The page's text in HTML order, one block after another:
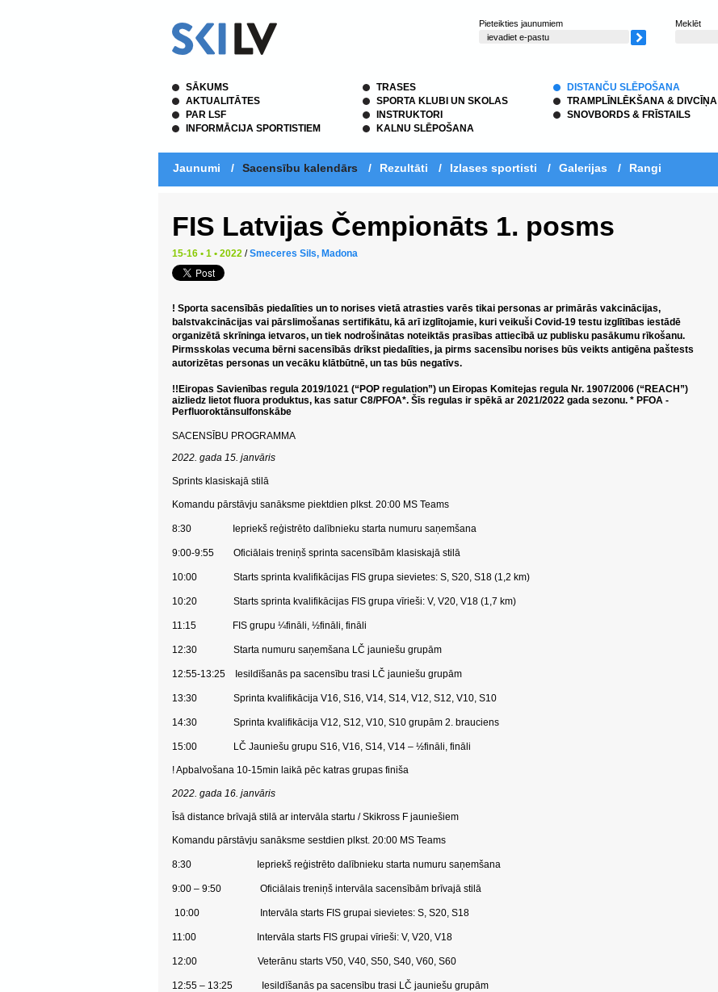
Pieteikties jaunumiem Meklēt
SĀKUMS
AKTUALITĀTES
PAR LSF
INFORMĀCIJA SPORTISTIEM
TRASES
SPORTA KLUBI UN SKOLAS
INSTRUKTORI
KALNU SLĒPOŠANA
DISTANČU SLĒPOŠANA
TRAMPLĪNLĒKŠANA & DIVCĪŅA
SNOVBORDS & FRĪSTAILS
Jaunumi / Sacensību kalendārs / Rezultāti / Izlases sportisti / Galerijas / Rangi
FIS Latvijas Čempionāts 1. posms
15-16 • 1 • 2022 /Smeceres Sils, Madona
! Sporta sacensībās piedalīties un to norises vietā atrasties varēs tikai personas ar primārās vakcinācijas,
balstvakcinācijas vai pārslimošanas sertifikātu, kā arī izglītojamie, kuri veikuši Covid-19 testu izglītības iestādē
organizētā skrīninga ietvaros, un tiek nodrošinātas noteiktās prasības attiecībā uz publisku pasākumu rīkošanu.
Pirmsskolas vecuma bērni sacensībās drīkst piedalīties, ja pirms sacensību norises būs veikts antigēna paštests
autorizētas personas un vecāku klātbūtnē, un tas būs negatīvs.
!!Eiropas Savienības regula 2019/1021 (“POP regulation”) un Eiropas Komitejas regula Nr. 1907/2006 (“REACH”)
aizliedz lietot fluora produktus, kas satur C8/PFOA*. Šīs regulas ir spēkā ar 2021/2022 gada sezonu. * PFOA -
Perfluoroktānsulfonskābe
SACENSĪBU PROGRAMMA
2022. gada 15. janvāris
Sprints klasiskajā stilā
Komandu pārstāvju sanāksme piektdien plkst. 20:00 MS Teams
8:30 Iepriekš reģistrēto dalībnieku starta numuru saņemšana
9:00-9:55 Oficiālais treniņš sprinta sacensībām klasiskajā stilā
10:00 Starts sprinta kvalifikācijas FIS grupa sievietes: S, S20, S18 (1,2 km)
10:20 Starts sprinta kvalifikācijas FIS grupa vīrieši: V, V20, V18 (1,7 km)
11:15 FIS grupu ¼fināli, ½fināli, fināli
12:30 Starta numuru saņemšana LČ jauniešu grupām
12:55-13:25 Iesildīšanās pa sacensību trasi LČ jauniešu grupām
13:30 Sprinta kvalifikācija V16, S16, V14, S14, V12, S12, V10, S10
14:30 Sprinta kvalifikācija V12, S12, V10, S10 grupām 2. brauciens
15:00 LČ Jauniešu grupu S16, V16, S14, V14 – ½fināli, fināli
! Apbalvošana 10-15min laikā pēc katras grupas finiša
2022. gada 16. janvāris
Īsā distance brīvajā stilā ar intervāla startu / Skikross F jauniešiem
Komandu pārstāvju sanāksme sestdien plkst. 20:00 MS Teams
8:30 Iepriekš reģistrēto dalībnieku starta numuru saņemšana
9:00 – 9:50 Oficiālais treniņš intervāla sacensībām brīvajā stilā
10:00 Intervāla starts FIS grupai sievietes: S, S20, S18
11:00 Intervāla starts FIS grupai vīrieši: V, V20, V18
12:00 Veterānu starts V50, V40, S50, S40, V60, S60
12:55 – 13:25 Iesildīšanās pa sacensību trasi LČ jauniešu grupām